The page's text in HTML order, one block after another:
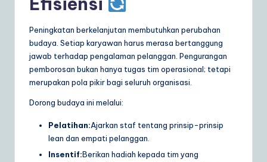
Peningkatan berkelanjutan membutuhkan perubahan
budaya. Setiap karyawan harus merasa bertanggung
jawab terhadap pengalaman pelanggan. Pengurangan
pemborosan bukan hanya tugas tim operasional; tetapi
merupakan pola pikir bagi seluruh organisasi.
Dorong budaya ini melalui:
Pelatihan:Ajarkan staf tentang prinsip-prinsip
lean dan empati pelanggan.
Insentif:Berikan hadiah kepada tim yang